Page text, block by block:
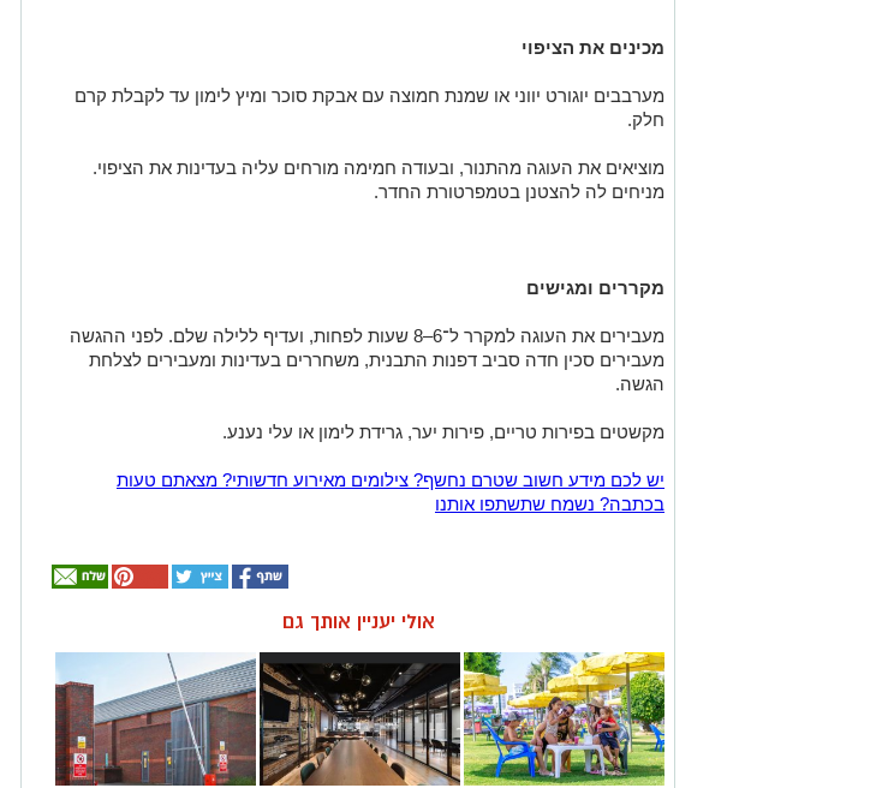
מכינים את הציפוי
מערבבים יוגורט יווני או שמנת חמוצה עם אבקת סוכר ומיץ לימון עד לקבלת קרם
חלק.
מוציאים את העוגה מהתנור, ובעודה חמימה מורחים עליה בעדינות את הציפוי.
מניחים לה להצטנן בטמפרטורת החדר.
מקררים ומגישים
מעבירים את העוגה למקרר ל־6–8 שעות לפחות, ועדיף ללילה שלם. לפני ההגשה
מעבירים סכין חדה סביב דפנות התבנית, משחררים בעדינות ומעבירים לצלחת
הגשה.
מקשטים בפירות טריים, פירות יער, גרידת לימון או עלי נענע.
יש לכם מידע חשוב שטרם נחשף? צילומים מאירוע חדשותי? מצאתם טעות
בכתבה? נשמח שתשתפו אותנו
אולי יעניין אותך גם